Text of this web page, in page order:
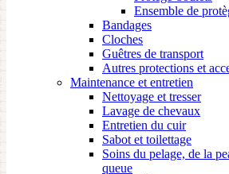
Ensemble de
Bandages
Cloches
Guêtres de transport
Autres protections et
Maintenance et entretien
Nettoyage et tresser
Lavage de chevaux
Entretien du cuir
Sabot et toilettage
Soins du pelage, de la
queue